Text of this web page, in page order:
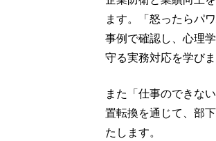
ます。「怒ったらパ
事例で確認し、心理
守る実務対応を学びま
また「仕事のできな
置転換を通じて、部
たします。